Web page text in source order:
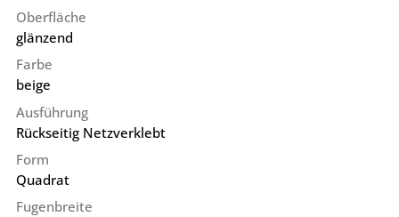
Oberfläche
glänzend
Farbe
beige
Ausführung
Rückseitig Netzverklebt
Form
Quadrat
Fugenbreite